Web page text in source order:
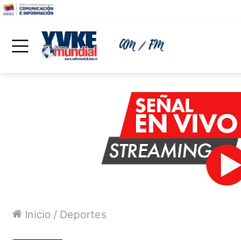
Menu
Inicio / Deportes